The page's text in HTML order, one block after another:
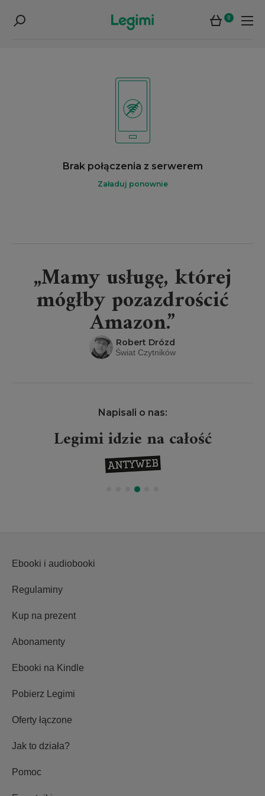
0
Brak połączenia z serwerem
Załaduj ponownie
„Mamy usługę, której
mógłby pozazdrościć
Amazon.”
Robert Drózd
Świat Czytników
Napisali o nas:
Legimi idzie na całość
Ebooki i audiobooki
Regulaminy
Kup na prezent
Abonamenty
Ebooki na Kindle
Pobierz Legimi
Oferty łączone
Jak to działa?
Pomoc